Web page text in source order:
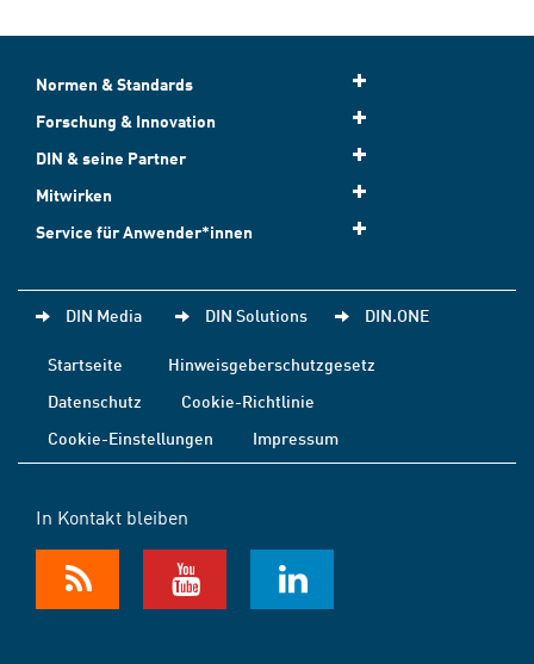
Normen & Standards
Forschung & Innovation
DIN & seine Partner
Mitwirken
Service für Anwender*innen
DIN Media DIN Solutions DIN.ONE
Startseite
Hinweisgeberschutzgesetz
Datenschutz
Cookie-Richtlinie
Cookie-Einstellungen
Impressum
In Kontakt bleiben